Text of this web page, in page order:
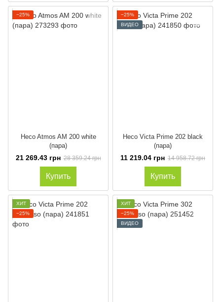
−25%
Heco Atmos AM 200 white
(пара)
21 269.43 грн 28 359.24 грн
Купить
−25%
ВИДЕО
Heco Victa Prime 202 black
(пара)
11 219.04 грн 14 958.72 грн
Купить
ХИТ
−25%
ХИТ
−25%
ВИДЕО